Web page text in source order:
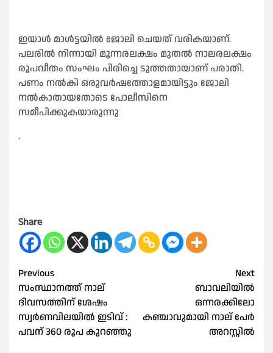
ഇയാൾ മാൾട്ടയിൽ ജോലി ചെയത് വരികയാണ്.
പലരിൽ നിന്നായി മൂന്നരലക്ഷം മുതൽ നാലരലക്ഷം
രൂപവീതം സംഘം പിരിച്ചെ ടുത്തതായാണ് പരാതി.
പണം നൽകി ഒരുവർഷത്തോളമായിട്ടും ജോലി
നൽകാതായതോടെ പോലീസിനെ
സമീപിക്കുകയാരുന്നു
.
Share
Post
navigation
Previous
സംസ്ഥാനത്ത് നാല്
ദിവസത്തിന് ശേഷം
സ്വർണവിലയിൽ ഇടിവ് :
പവന് 360 രൂപ കുറഞ്ഞു
Next
ബാവലിയിൽ
ഒന്നരക്കിലോ
കഞ്ചാവുമായി നാല് പേര്‍
അറസ്റ്റില്‍